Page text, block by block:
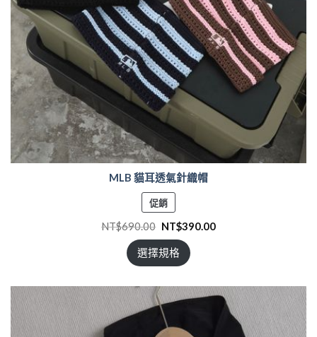
MLB 貓耳透氣針織帽
促銷特
價
商
NT$690.00 NT$390.00
選擇規格